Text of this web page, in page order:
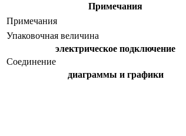
Примечания
Примечания
Упаковочная величина
электрическое подключение
Соединение
диаграммы и графики